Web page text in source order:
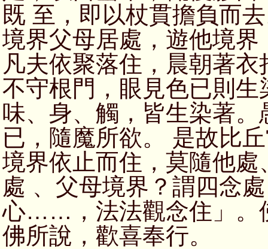
既 至，即以杖貫擔負而
境界父母居處，遊他境
凡夫依聚落住，晨朝著
不守根門，眼見色已則
味、身、觸，皆生染著
已，隨魔所欲。 是故比
境界依止而住，莫隨他
處 、父母境界？謂四念
心……，法法觀念住」。
佛所說，歡喜奉行。